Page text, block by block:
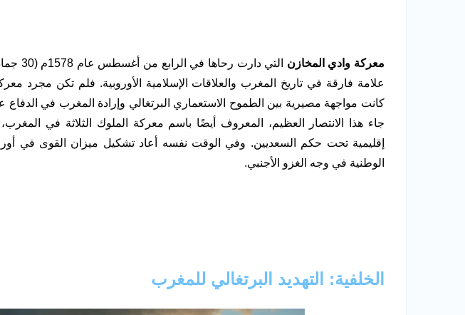
معركة وادي المخازن
علامة فارقة في تاريخ المغرب والعلاقات الإسلامية الأوروبية. فلم تكن مجرد
كانت مواجهة مصيرية بين الطموح الاستعماري البرتغالي وإرادة المغرب في الدفاع
جاء هذا الانتصار العظيم، المعروف أيضًا باسم معركة الملوك الثلاثة في
إقليمية تحت حكم السعديين. وفي الوقت نفسه أعاد تشكيل ميزان القوى في
الوطنية في وجه الغزو الأجنبي.
الخلفية: التهديد البرتغالي للمغرب